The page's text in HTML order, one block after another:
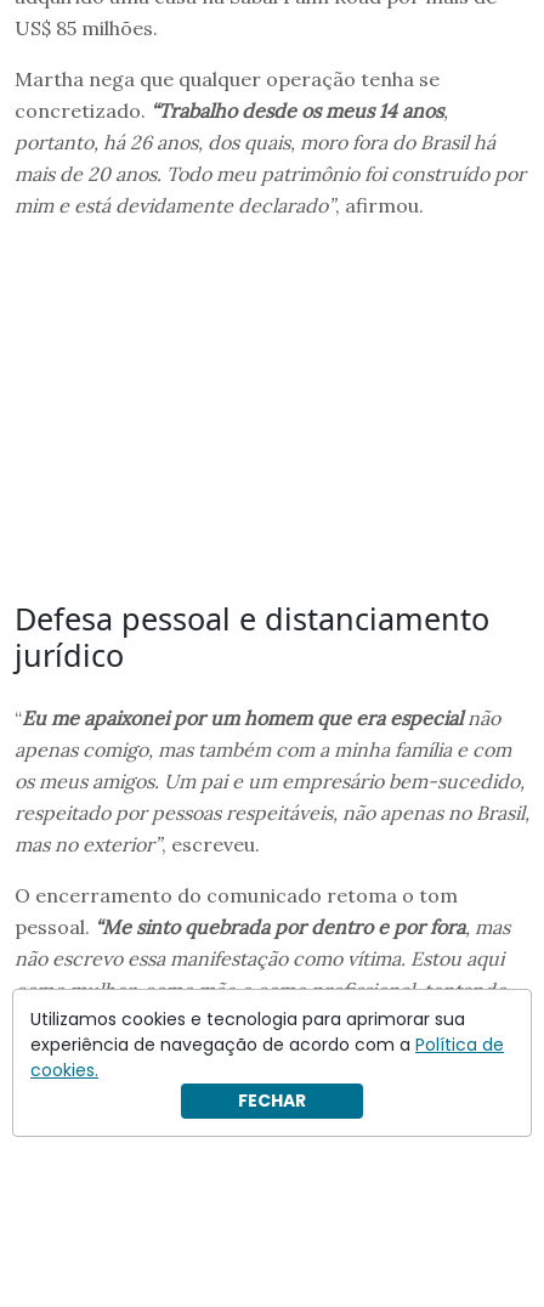
US$ 85 milhões.
Martha nega que qualquer operação tenha se
concretizado. “Trabalho desde os meus 14 anos,
portanto, há 26 anos, dos quais, moro fora do Brasil há
mais de 20 anos. Todo meu patrimônio foi construído por
mim e está devidamente declarado”, afirmou.
Defesa pessoal e distanciamento
jurídico
“Eu me apaixonei por um homem que era especialnão
apenas comigo, mas também com a minha família e com
os meus amigos. Um pai e um empresário bem-sucedido,
respeitado por pessoas respeitáveis, não apenas no Brasil,
mas no exterior”, escreveu.
O encerramento do comunicado retoma o tom
pessoal. “Me sinto quebrada por dentro e por fora, mas
não escrevo essa manifestação como vítima. Estou aqui
como mulher, como mãe e como profissional, tentando
superar essa imensa dor. E com o mesmo esforço, foco e
determinação que sempre tive até aqui, pretendo passar
por esse momento de cabeça erguida”.
Utilizamos cookies e tecnologia para aprimorar sua
experiência de navegação de acordo com a Política de
cookies.
FECHAR